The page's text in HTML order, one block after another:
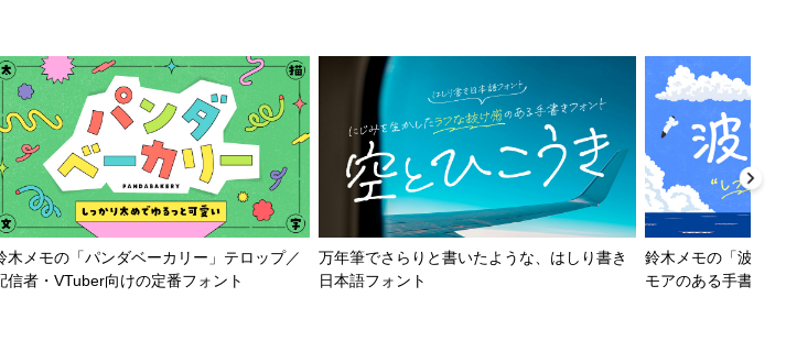
木メモの「パンダベーカリー」テロップ／
信者・VTuber向けの定番フォント
万年筆でさらりと書いたような、はしり書き
日本語フォント
鈴木メモの「波と
モアのある手書き